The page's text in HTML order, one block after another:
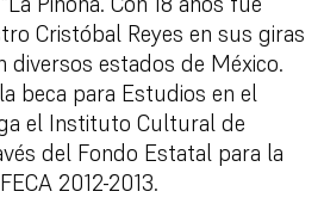
Cristóbal Reyes en sus giras
diversos estados de México.
beca para Estudios en el
el Instituto Cultural de
del Fondo Estatal para la
2012-2013.